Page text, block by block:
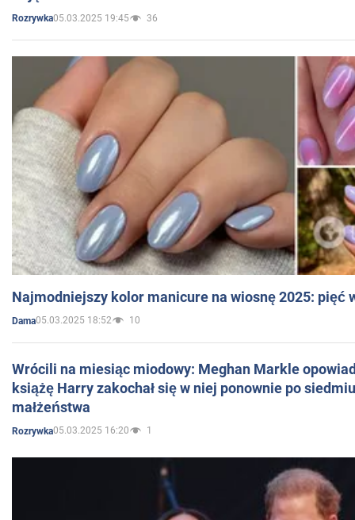
Rozrywka05.03.2025 19:45 36
Najmodniejszy kolor manicure na wiosnę 2025: pięć
Dama05.03.2025 18:52 10
Wrócili na miesiąc miodowy: Meghan Markle
książę Harry zakochał się w niej ponownie po
małżeństwa
Rozrywka05.03.2025 16:20 1